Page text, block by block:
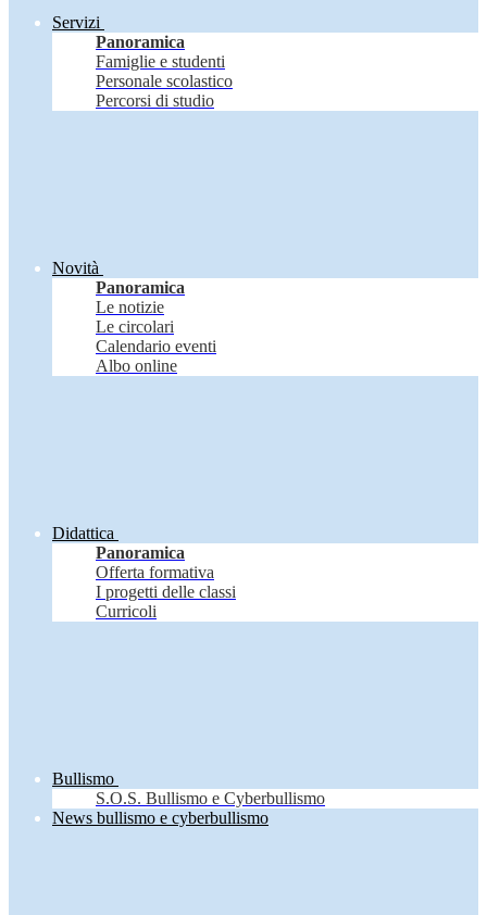
Servizi
Panoramica
Famiglie e studenti
Personale scolastico
Percorsi di studio
Novità
Panoramica
Le notizie
Le circolari
Calendario eventi
Albo online
Didattica
Panoramica
Offerta formativa
I progetti delle classi
Curricoli
Bullismo
S.O.S. Bullismo e Cyberbullismo
News bullismo e cyberbullismo